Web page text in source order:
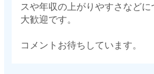
スや年収の上がりやすさなど
大歓迎です。
コメントお待ちしています。